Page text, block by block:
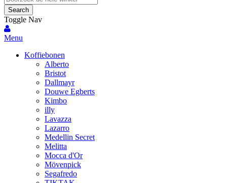
Search
Toggle Nav
Menu
Koffiebonen
Alberto
Bristot
Dallmayr
Douwe Egberts
Kimbo
illy
Lavazza
Lazarro
Medellin Secret
Melitta
Mocca d'Or
Mövenpick
Segafredo